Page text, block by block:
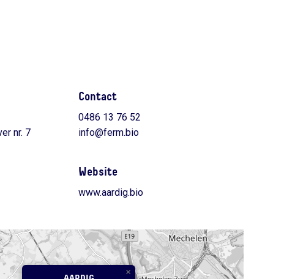
nr. 7
Contact
0486 13 76 52
info@ferm.bio
Website
www.aardig.bio
×